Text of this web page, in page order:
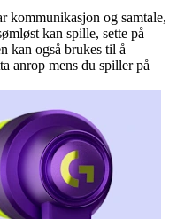
kommunikasjon og samtale,
kan spille, sette på
kan også brukes til å
anrop mens du spiller på